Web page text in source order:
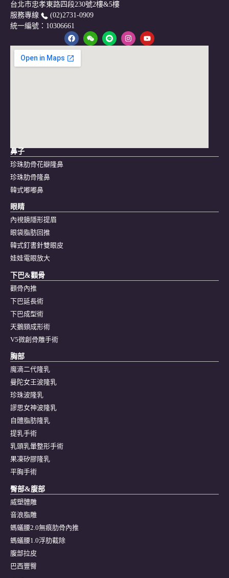
台北市忠孝東路四段230號2樓&5樓
服務專線
(02)2731-0909
統一編號：10306661
鼻子
珍珠肋骨花瓣隆鼻
珍珠肋骨隆鼻
韓式嘟嘟鼻
眼睛
內視鏡隱形提眉
眼袋脂肪回推
韓式釘書針雙眼皮
娃娃電眼放大
下巴&顴骨
顴骨內推
下巴延長術
下巴成型術
天鵝頸成形術
V5微創骨雕手術
胸部
魔滴二代隆乳
曼陀女王波隆乳
珍珠波隆乳
謬思女神波隆乳
自體脂肪隆乳
提乳手術
乳頭乳暈整形手術
果凍矽膠隆乳
平胸手術
臀部&腹部
威塑體雕
音浪脂雕
螞蟻腰2.0無痕肋骨內推
螞蟻腰1.0浮肋截除
腹部拉皮
巴西豐臀